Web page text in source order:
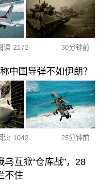
读 2172 30分钟前
中国导弹不如伊朗？
读 1042 25分钟前
乌互掀“仓库战”，28
不住